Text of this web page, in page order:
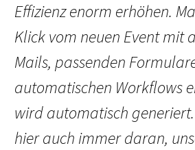
Effizienz enorm erhöhen.
Klick vom neuen Event mit
Mails, passenden
automatischen Workflows
wird automatisch
hier auch immer daran,